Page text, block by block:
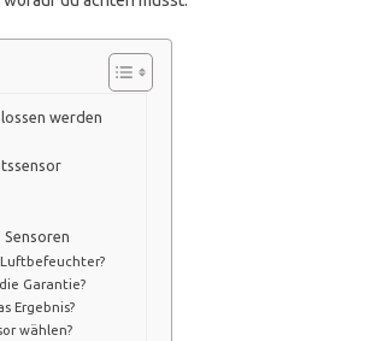
werden
Garantie?
Ergebnis?
wählen?